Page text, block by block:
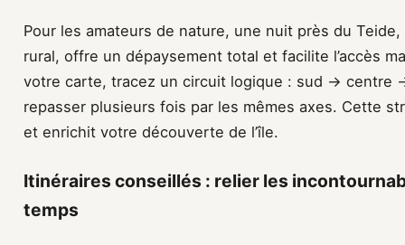
Pour les amateurs de nature, une nuit près du
rural, offre un dépaysement total et facilite l’accès
votre carte, tracez un circuit logique : sud → centre
repasser plusieurs fois par les mêmes axes. Cette
et enrichit votre découverte de l’île.
Itinéraires conseillés : relier les
temps